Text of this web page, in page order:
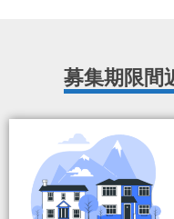
募集期限間